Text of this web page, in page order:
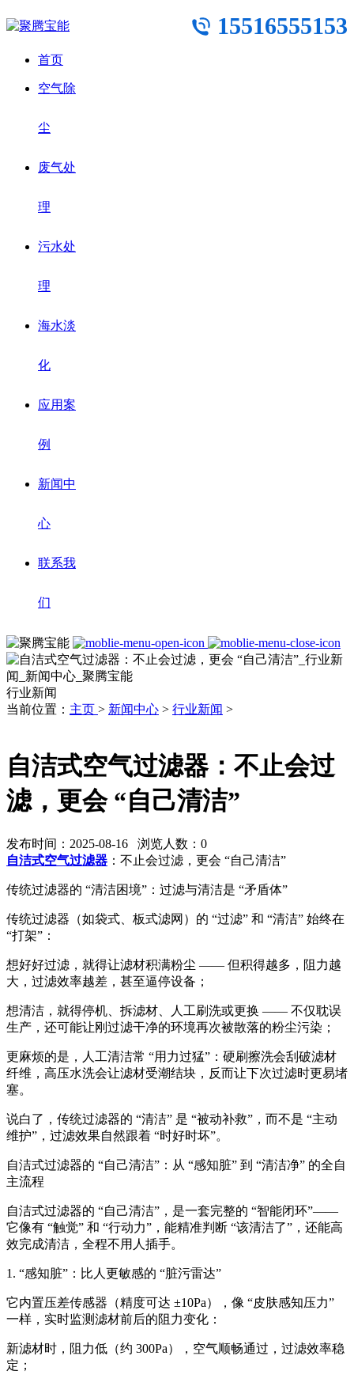
15516555153
首页
空气除
尘
废气处
理
污水处
理
海水淡
化
应用案
例
新闻中
心
联系我
们
行业新闻
当前位置： 主页 > 新闻中心 > 行业新闻 >
自洁式空气过滤器：不止会过
滤，更会 “自己清洁”
发布时间：2025-08-16 浏览人数： 0
自洁式空气过滤器 ：不止会过滤，更会 “自己清洁”
传统过滤器的 “清洁困境”：过滤与清洁是 “矛盾体”
传统过滤器（如袋式、板式滤网）的 “过滤” 和 “清洁” 始终在
“打架”：
想好好过滤，就得让滤材积满粉尘 —— 但积得越多，阻力越
大，过滤效率越差，甚至逼停设备；
想清洁，就得停机、拆滤材、人工刷洗或更换 —— 不仅耽误
生产，还可能让刚过滤干净的环境再次被散落的粉尘污染；
更麻烦的是，人工清洁常 “用力过猛”：硬刷擦洗会刮破滤材
纤维，高压水洗会让滤材受潮结块，反而让下次过滤时更易堵
塞。
说白了，传统过滤器的 “清洁” 是 “被动补救”，而不是 “主动
维护”，过滤效果自然跟着 “时好时坏”。
自洁式过滤器的 “自己清洁”：从 “感知脏” 到 “清洁净” 的全自
主流程
自洁式过滤器的 “自己清洁”，是一套完整的 “智能闭环”——
它像有 “触觉” 和 “行动力”，能精准判断 “该清洁了”，还能高
效完成清洁，全程不用人插手。
1. “感知脏”：比人更敏感的 “脏污雷达”
它内置压差传感器（精度可达 ±10Pa），像 “皮肤感知压力”
一样，实时监测滤材前后的阻力变化：
新滤材时，阻力低（约 300Pa），空气顺畅通过，过滤效率稳
定；